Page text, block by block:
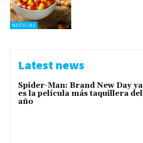
NOTICIAS
Latest news
Spider-Man: Brand New Day ya
es la película más taquillera del
año